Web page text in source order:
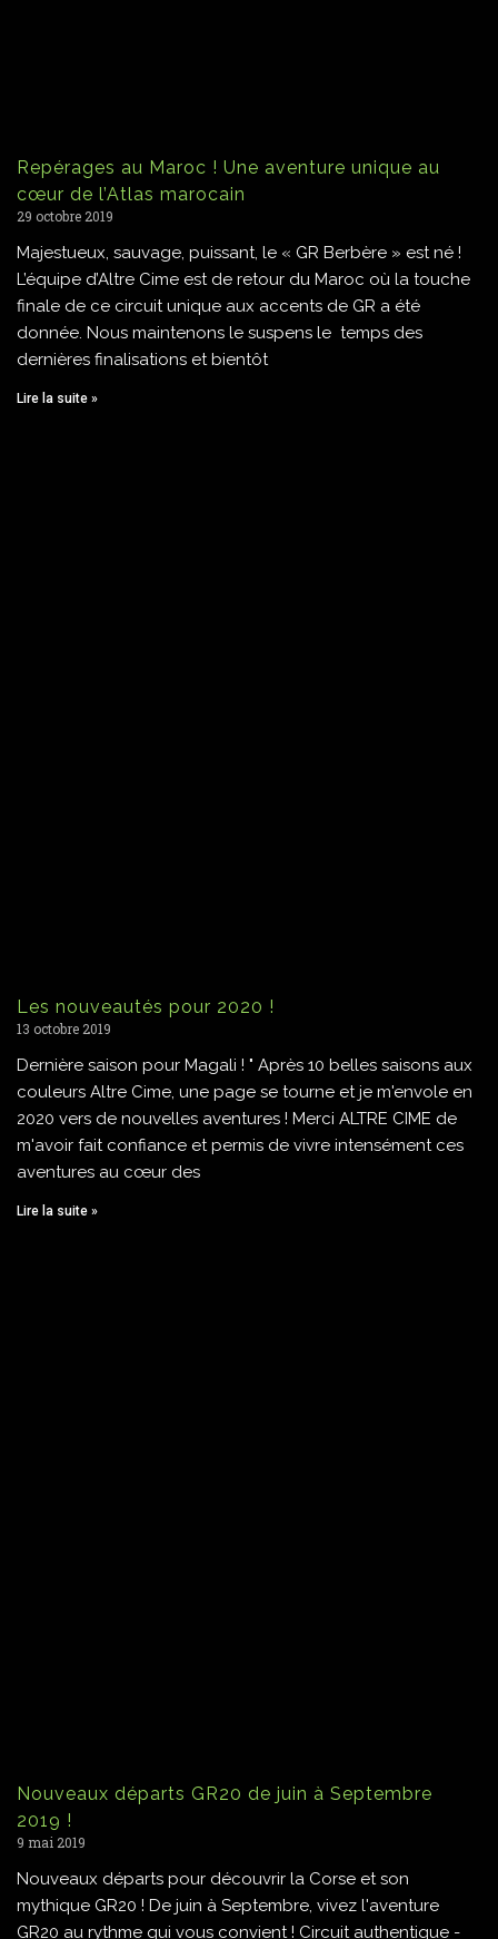
Repérages au Maroc ! Une aventure unique au
cœur de l’Atlas marocain
29 octobre 2019
Majestueux, sauvage, puissant, le « GR Berbère » est né !
L’équipe d’Altre Cime est de retour du Maroc où la touche
finale de ce circuit unique aux accents de GR a été
donnée. Nous maintenons le suspens le temps des
dernières finalisations et bientôt
Lire la suite »
Les nouveautés pour 2020 !
13 octobre 2019
Dernière saison pour Magali ! " Après 10 belles saisons aux
couleurs Altre Cime, une page se tourne et je m'envole en
2020 vers de nouvelles aventures ! Merci ALTRE CIME de
m'avoir fait confiance et permis de vivre intensément ces
aventures au cœur des
Lire la suite »
Nouveaux départs GR20 de juin à Septembre
2019 !
9 mai 2019
Nouveaux départs pour découvrir la Corse et son
mythique GR20 ! De juin à Septembre, vivez l'aventure
GR20 au rythme qui vous convient ! Circuit authentique -